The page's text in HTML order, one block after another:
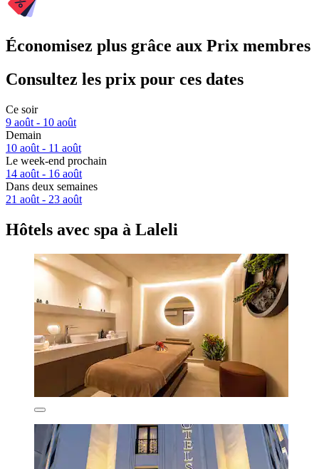
Économisez plus grâce aux Prix membres
Consultez les prix pour ces dates
Ce soir
9 août - 10 août
Demain
10 août - 11 août
Le week-end prochain
14 août - 16 août
Dans deux semaines
21 août - 23 août
Hôtels avec spa à Laleli